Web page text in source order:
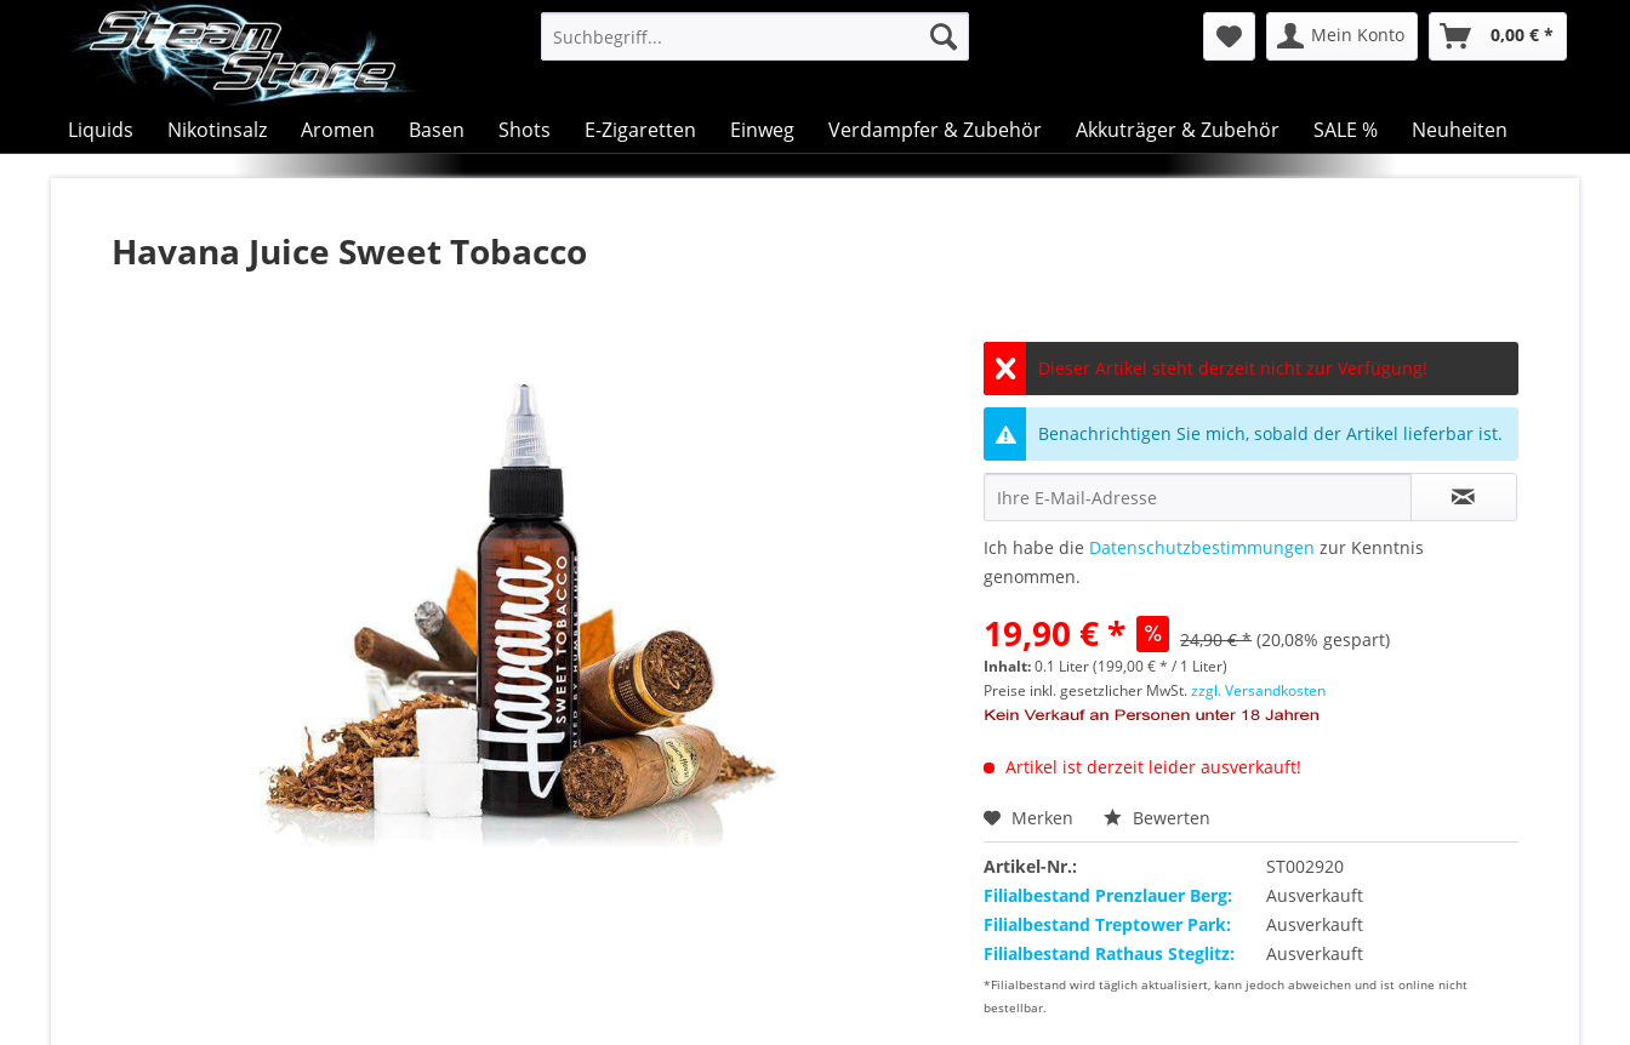
Mein Konto 0,00 € *
Liquids Nikotinsalz Aromen Basen Shots E-Zigaretten Einweg Verdampfer & Zubehör Akkuträger & Zubehör SALE % Neuheiten
Havana Juice Sweet Tobacco
Dieser Artikel steht derzeit nicht zur Verfügung!
Benachrichtigen Sie mich, sobald der Artikel lieferbar ist.
Ich habe die Datenschutzbestimmungen zur Kenntnis
genommen.
19,90 € * 24,90 € * (20,08% gespart)
Inhalt:0.1 Liter (199,00 € * / 1 Liter)
Preise inkl. gesetzlicher MwSt.zzgl. Versandkosten
Artikel ist derzeit leider ausverkauft!
Merken Bewerten
Artikel-Nr.:
ST002920
Filialbestand Prenzlauer Berg:
Ausverkauft
Filialbestand Treptower Park:
Ausverkauft
Filialbestand Rathaus Steglitz:
Ausverkauft
*Filialbestand wird täglich aktualisiert, kann jedoch abweichen und ist online nicht
bestellbar.